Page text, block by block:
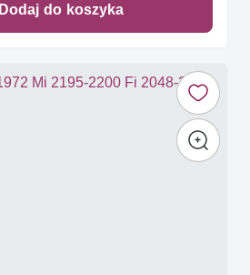
Dodaj do koszyka